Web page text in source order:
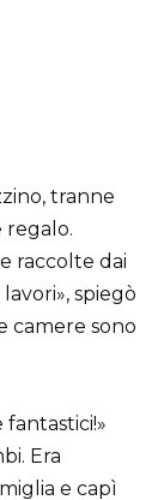
tranne
regalo.
raccolte dai
spiegò
camere sono
fantastici!»
Era
e capì